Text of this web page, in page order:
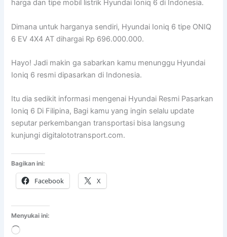
harga dan tipe mobil listrik Hyundai Ioniq 6 di Indonesia.
Dimana untuk harganya sendiri, Hyundai Ioniq 6 tipe ONIQ
6 EV 4X4 AT dihargai Rp 696.000.000.
Hayo! Jadi makin ga sabarkan kamu menunggu Hyundai
Ioniq 6 resmi dipasarkan di Indonesia.
Itu dia sedikit informasi mengenai Hyundai Resmi Pasarkan
Ioniq 6 Di Filipina, Bagi kamu yang ingin selalu update
seputar perkembangan transportasi bisa langsung
kunjungi digitalototransport.com.
Bagikan ini:
Facebook X
Menyukai ini:
Memuat...